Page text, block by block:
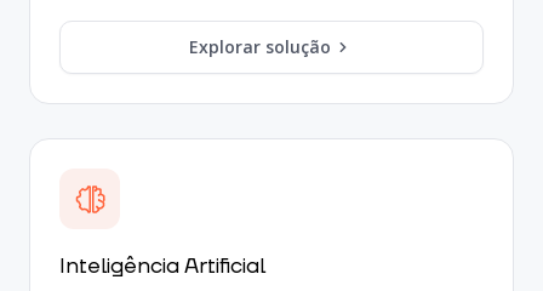
Explorar solução
Inteligência Artificial